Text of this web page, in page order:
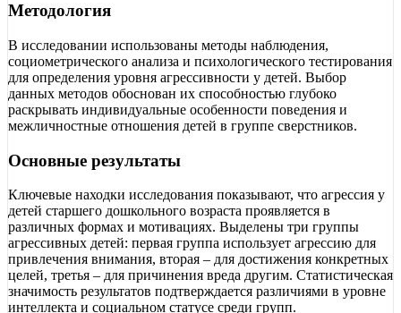
Методология
В исследовании использованы методы наблюдения,
социометрического анализа и психологического тестирования
для определения уровня агрессивности у детей. Выбор
данных методов обоснован их способностью глубоко
раскрывать индивидуальные особенности поведения и
межличностные отношения детей в группе сверстников.
Основные результаты
Ключевые находки исследования показывают, что агрессия у
детей старшего дошкольного возраста проявляется в
различных формах и мотивациях. Выделены три группы
агрессивных детей: первая группа использует агрессию для
привлечения внимания, вторая – для достижения конкретных
целей, третья – для причинения вреда другим. Статистическая
значимость результатов подтверждается различиями в уровне
интеллекта и социальном статусе среди групп.